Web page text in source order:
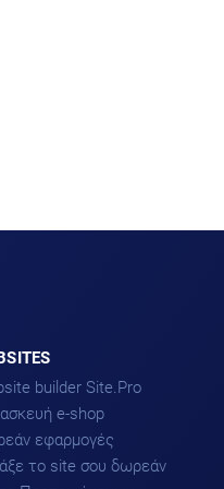
builder Site.Pro
e-shop
εφαρμογές
το site σου δωρεάν